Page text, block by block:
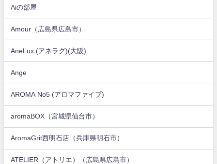
Aiの部屋
Amour（広島県広島市）
AneLux (アネラグ)(大阪)
Ange
AROMA No5 (アロマファイブ)
aromaBOX（宮城県仙台市）
AromaGrit西明石店（兵庫県明石市）
ATELIER（アトリエ）（広島県広島市）